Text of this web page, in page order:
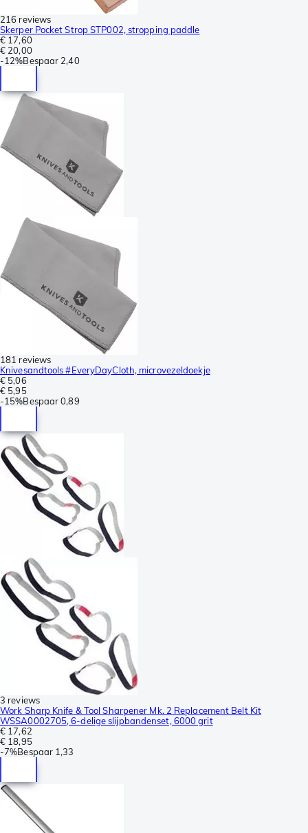
216 reviews
Skerper Pocket Strop STP002, stropping paddle
€ 17,60
€ 20,00
-12%Bespaar 2,40
181 reviews
Knivesandtools #EveryDayCloth, microvezeldoekje
€ 5,06
€ 5,95
-15%Bespaar 0,89
3 reviews
Work Sharp Knife & Tool Sharpener Mk. 2 Replacement Belt Kit
WSSA0002705, 6-delige slijpbandenset, 6000 grit
€ 17,62
€ 18,95
-7%Bespaar 1,33